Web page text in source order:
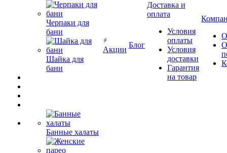
Черпаки для
бани
Шайка для
бани
Банные халаты
Акции
Блог
Доставка и
оплата
Условия
оплаты
Условия
доставки
Гарантия
на товар